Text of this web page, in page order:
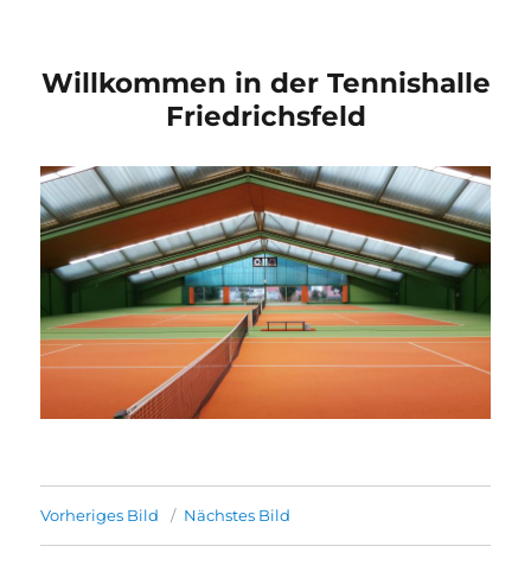
Willkommen in der Tennishalle
Friedrichsfeld
Vorheriges Bild Nächstes Bild